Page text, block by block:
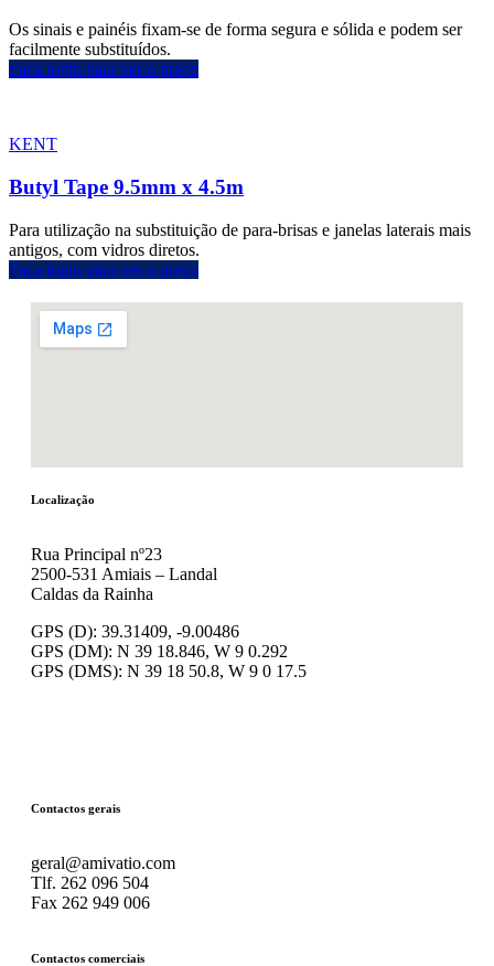
Os sinais e painéis fixam-se de forma segura e sólida e podem ser
facilmente substituídos.
Faça login para ver o preço
KENT
Butyl Tape 9.5mm x 4.5m
Para utilização na substituição de para-brisas e janelas laterais mais
antigos, com vidros diretos.
Faça login para ver o preço
Localização
Rua Principal nº23
2500-531 Amiais – Landal
Caldas da Rainha
GPS (D): 39.31409, -9.00486
GPS (DM): N 39 18.846, W 9 0.292
GPS (DMS): N 39 18 50.8, W 9 0 17.5
Contactos gerais
geral@amivatio.com
Tlf. 262 096 504
Fax 262 949 006
Contactos comerciais